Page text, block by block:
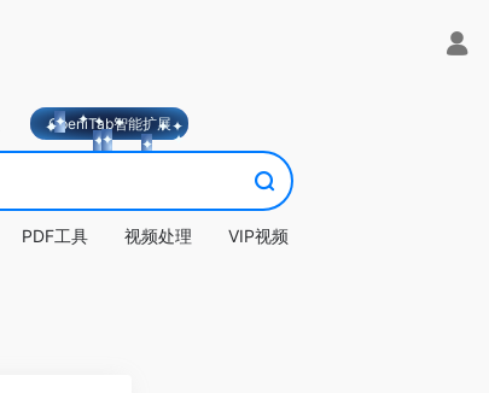
OpeniTab智能扩展
PDF工具 视频处理 VIP视频